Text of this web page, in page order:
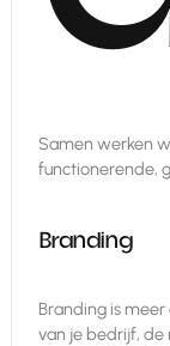
Samen werken
functionerende,
Branding
Branding is
van je bedrijf,